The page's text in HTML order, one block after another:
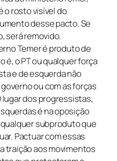
o rosto visível do
desse pacto. Se
será removido.
Temer é produto de
é, o PT ou qualquer força
e de esquerda não
ou com as forças
lugar dos progressistas,
é na oposição
subproduto que
Pactuar com essas
traição aos movimentos